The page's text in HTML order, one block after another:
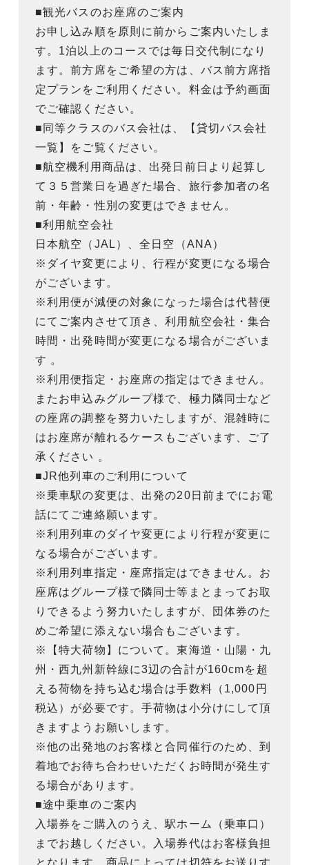
■観光バスのお座席のご案内
お申し込み順を原則に前からご案内いたしま
す。1泊以上のコースでは毎日交代制になり
ます。前方席をご希望の方は、バス前方席指
定プランをご利用ください。料金は予約画面
でご確認ください。
■同等クラスのバス会社は、【貸切バス会社
一覧】をご覧ください。
■航空機利用商品は、出発日前日より起算し
て３５営業日を過ぎた場合、旅行参加者の名
前・年齢・性別の変更はできません。
■利用航空会社
日本航空（JAL）、全日空（ANA）
※ダイヤ変更により、行程が変更になる場合
がございます。
※利用便が減便の対象になった場合は代替便
にてご案内させて頂き、利用航空会社・集合
時間・出発時間が変更になる場合がございま
す 。
※利用便指定・お座席の指定はできません。
またお申込みグループ様で、極力隣同士など
の座席の調整を努力いたしますが、混雑時に
はお座席が離れるケースもございます、ご了
承ください 。
■JR他列車のご利用について
※乗車駅の変更は、出発の20日前までにお電
話にてご連絡願います。
※利用列車のダイヤ変更により行程が変更に
なる場合がございます。
※利用列車指定・座席指定はできません。お
座席はグループ様で隣同士等まとまってお取
りできるよう努力いたしますが、団体券のた
めご希望に添えない場合もございます。
※【特大荷物】について。東海道・山陽・九
州・西九州新幹線に3辺の合計が160cmを超
える荷物を持ち込む場合は手数料（1,000円
税込）が必要です。手荷物は小分けにして頂
きますようお願いします。
※他の出発地のお客様と合同催行のため、到
着地でお待ち合わせいただくお時間が発生す
る場合があります。
■途中乗車のご案内
入場券をご購入のうえ、駅ホーム（乗車口）
までお越しください。入場券代はお客様負担